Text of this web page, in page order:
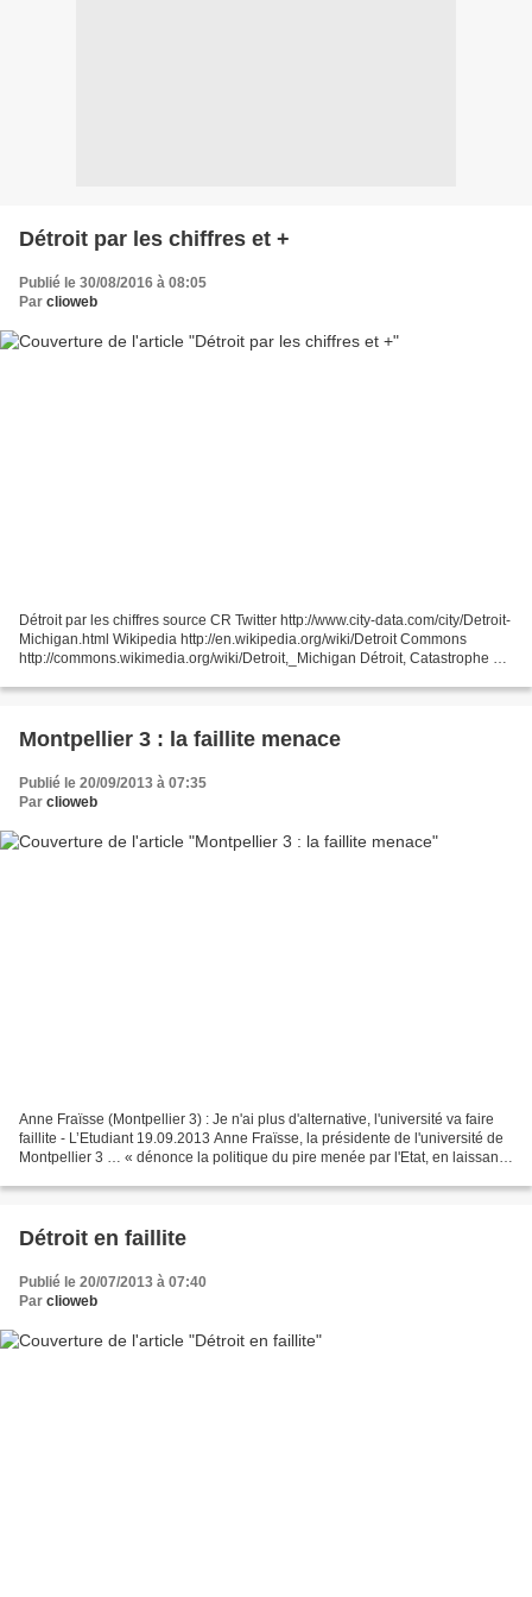
Détroit par les chiffres et +
Publié le 30/08/2016 à 08:05
Par clioweb
Détroit par les chiffres source CR Twitter http://www.city-data.com/city/Detroit-
Michigan.html Wikipedia http://en.wikipedia.org/wiki/Detroit Commons
http://commons.wikimedia.org/wiki/Detroit,_Michigan Détroit, Catastrophe du
Montpellier 3 : la faillite menace
Publié le 20/09/2013 à 07:35
Par clioweb
Anne Fraïsse (Montpellier 3) : Je n'ai plus d'alternative, l'université va faire
faillite - L’Etudiant 19.09.2013 Anne Fraïsse, la présidente de l'université de
Montpellier 3 … « dénonce la politique du pire menée par l'Etat, en laissant
Détroit en faillite
Publié le 20/07/2013 à 07:40
Par clioweb